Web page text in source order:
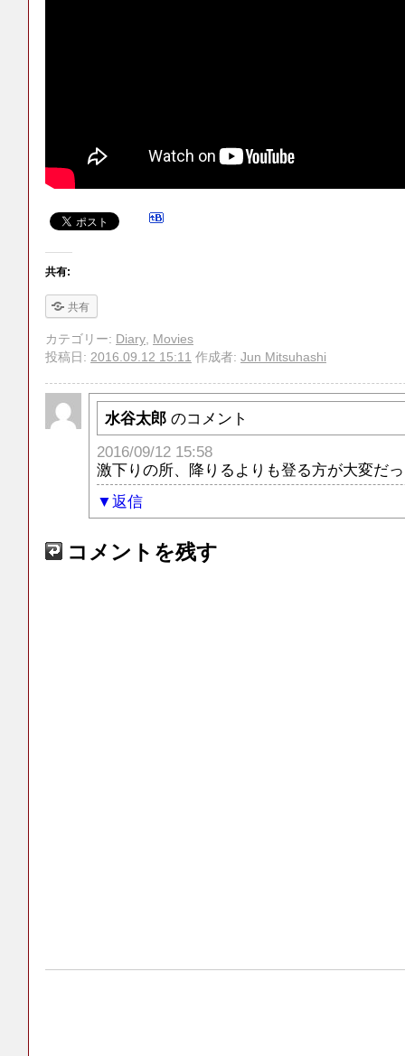
共有:
共有
カテゴリー: Diary, Movies
投稿日: 2016.09.12 15:11 作成者: Jun Mitsuhashi
水谷太郎 のコメント
2016/09/12 15:58
激下りの所、降りるよりも登る方が大変だ
返信
コメントを残す